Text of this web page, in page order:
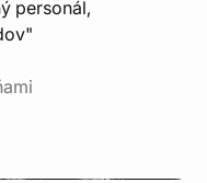
personál,